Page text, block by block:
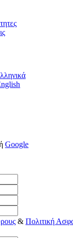
Google
& Πολιτική